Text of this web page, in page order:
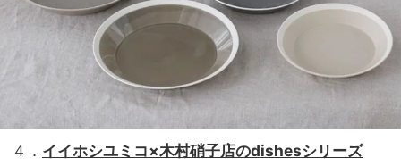
４． イイホシユミコ×木村硝子店のdishesシリーズ